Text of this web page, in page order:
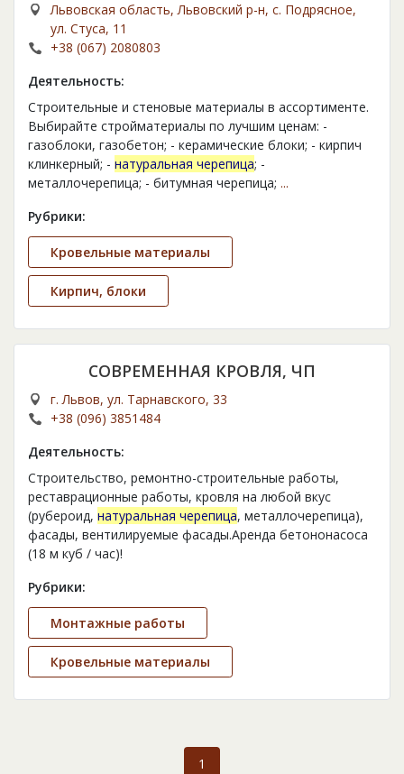
Львовская область, Львовский р-н, с. Подрясное,
ул. Стуса, 11
+38 (067) 2080803
Деятельность:
Строительные и стеновые материалы в ассортименте.
Выбирайте стройматериалы по лучшим ценам: -
газоблоки, газобетон; - керамические блоки; - кирпич
клинкерный; - натуральная черепица; -
металлочерепица; - битумная черепица; ...
Рубрики:
Кровельные материалы
Кирпич, блоки
СОВРЕМЕННАЯ КРОВЛЯ, ЧП
г. Львов, ул. Тарнавского, 33
+38 (096) 3851484
Деятельность:
Строительство, ремонтно-строительные работы,
реставрационные работы, кровля на любой вкус
(рубероид, натуральная черепица, металлочерепица),
фасады, вентилируемые фасады.Аренда бетононасоса
(18 м куб / час)!
Рубрики:
Монтажные работы
Кровельные материалы
1